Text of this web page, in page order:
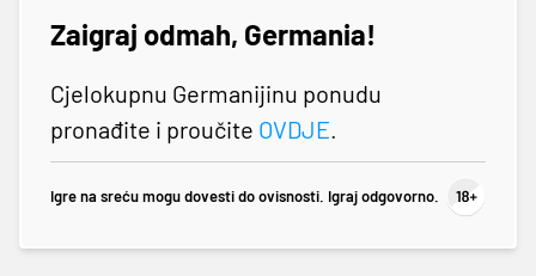
Zaigraj odmah, Germania!
Cjelokupnu Germanijinu ponudu
pronađite i proučite OVDJE.
Igre na sreću mogu dovesti do ovisnosti. Igraj odgovorno.